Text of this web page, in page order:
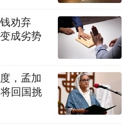
劝弃
成劣势
，孟加
回国挑